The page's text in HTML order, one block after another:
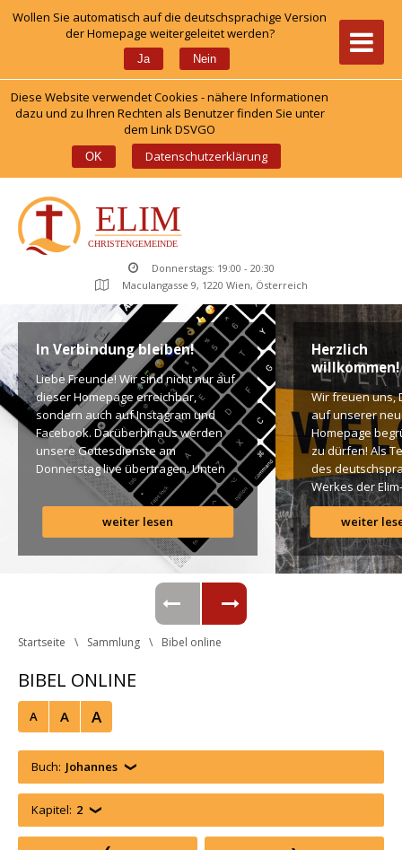
Wollen Sie automatisch auf die deutschsprachige Version
der Homepage weitergeleitet werden?
Ja Nein
Diese Website verwendet Cookies - nähere Informationen
dazu und zu Ihren Rechten als Benutzer finden Sie unter
dem Link DSVGO
OK Datenschutzerklärung
Donnerstags: 19:00 - 20:30
Maculangasse 9, 1220 Wien, Österreich
In Verbindung bleiben!
Liebe Freunde! Wir sind nicht nur auf
dieser Homepage erreichbar,
ondern auch auf Instagram und
Facebook. Darüberhinaus werden
unsere Gottesdienste am
Donnerstag live übertragen. Unten
findet Ihr dazu alle Links. Gottes
Segen! Live-Übertragung
Gottesdienst: http://ro.elim.at/live
Instagram: http://elim.wien
Facebook:
https://www.facebook.com/elimwien/
Photo by iabzd on Unsplash
weiter lesen
Herzlich
willkommen!
Wir freuen uns,
auf unserer
Homepage
zu dürfen! Als
des
Werkes der Elim-
Gemeinde ist
uns ein großes
Anliegen […]
weiter
Startseite Sammlung Bibel online
BIBEL ONLINE
A A A
Buch: Johanne
Kapitel: 2